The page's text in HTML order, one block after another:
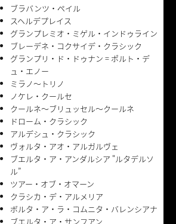
ブラバンツ・ペイル
スヘルデプレイス
グランプレミオ・ミゲル・インドゥライン
ブレーデネ・コクサイデ・クラシック
グランプリ・ド・ドゥナン = ポルト・デ
ュ・エノー
ミラノ〜トリノ
ノケレ・クールセ
クールネ〜ブリュッセル〜クールネ
ドローム・クラシック
アルデシュ・クラシック
ヴォルタ・アオ・アルガルヴェ
ブエルタ・ア・アンダルシア "ルタデルソ
ル”
ツアー・オブ・オマーン
クラシカ・デ・アルメリア
ボルタ・ア・ラ・コムニタ・バレンシアナ
ブエルタ・ア・サンフアン